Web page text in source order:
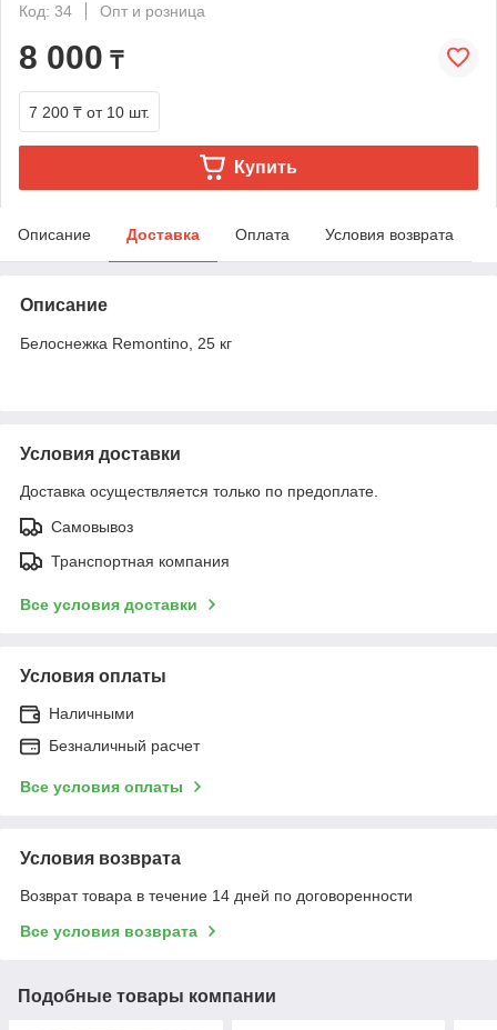
Код: 34
Опт и розница
8 000 ₸
7 200 ₸ от 10 шт.
Купить
Описание Доставка Оплата Условия возврата
Описание
Белоснежка Remontino, 25 кг
Условия доставки
Доставка осуществляется только по предоплате.
Самовывоз
Транспортная компания
Все условия доставки
Условия оплаты
Наличными
Безналичный расчет
Все условия оплаты
Условия возврата
Возврат товара в течение 14 дней по договоренности
Все условия возврата
Подобные товары компании